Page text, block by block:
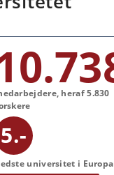
heraf 5.830
5.-
universitet i Europa